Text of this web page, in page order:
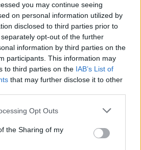
you may continue seeing
on personal information utilized by
disclosed to third parties prior to
opt-out of the further
information by third parties on the
participants. This information may
to third parties on the IAB’s List of
that may further disclose it to other
Opt Outs
the Sharing of my
tradisce
a premier e